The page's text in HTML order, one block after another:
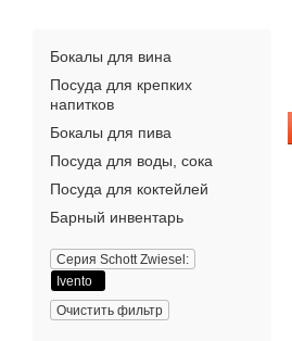
Бокалы для вина
Посуда для крепких
напитков
Бокалы для пива
Посуда для воды, сока
Посуда для коктейлей
Барный инвентарь
Серия Schott Zwiesel:
Ivento
Очистить фильтр